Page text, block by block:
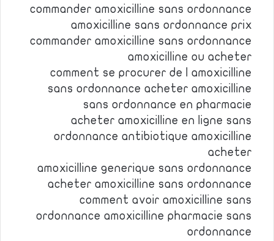
commander amoxicilline sans ordonnance
amoxicilline sans ordonnance prix
commander amoxicilline sans ordonnance
amoxicilline ou acheter
comment se procurer de l amoxicilline
sans ordonnance acheter amoxicilline
sans ordonnance en pharmacie
acheter amoxicilline en ligne sans
ordonnance antibiotique amoxicilline
acheter
amoxicilline generique sans ordonnance
acheter amoxicilline sans ordonnance
comment avoir amoxicilline sans
ordonnance amoxicilline pharmacie sans
ordonnance